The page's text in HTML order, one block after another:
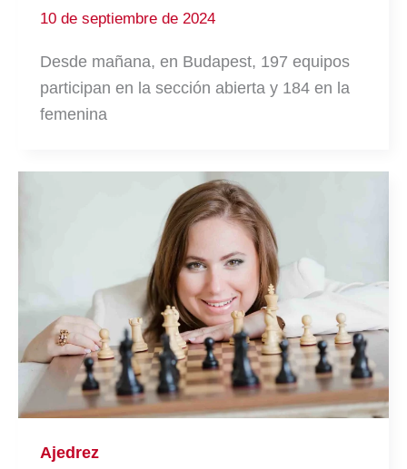
10 de septiembre de 2024
Desde mañana, en Budapest, 197 equipos
participan en la sección abierta y 184 en la
femenina
Ajedrez